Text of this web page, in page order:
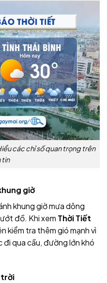
các chỉ số quan trọng trên
tin
giờ
khung giờ mưa dông
đồ. Khi xem Thời Tiết
kiểm tra thêm gió mạnh vì
qua cầu, đường lớn khó
trời